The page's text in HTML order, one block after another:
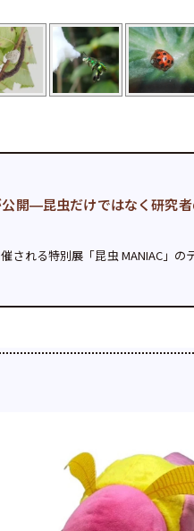
開—昆虫だけではなく研究
される特別展「昆虫 MANIAC」の